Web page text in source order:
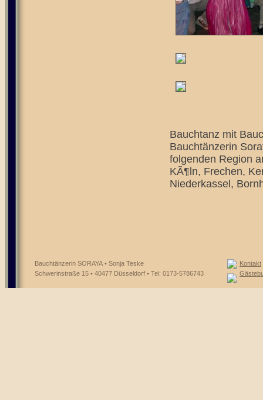
Bauchtanz mit
Bauchtänzerin
folgenden Region
KÃ¶ln, Frechen,
Niederkassel,
Bauchtänzerin SORAYA • Sonja Teske
Schwerinstraße 15 • 40477 Düsseldorf • Tel: 0173-5786743
Kontakt